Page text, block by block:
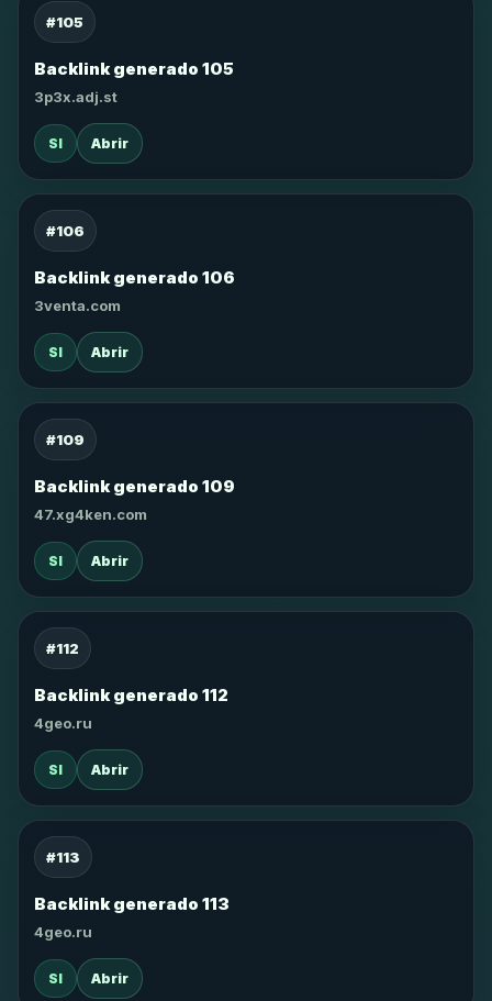
#105
Backlink generado 105
3p3x.adj.st
SI Abrir
#106
Backlink generado 106
3venta.com
SI Abrir
#109
Backlink generado 109
47.xg4ken.com
SI Abrir
#112
Backlink generado 112
4geo.ru
SI Abrir
#113
Backlink generado 113
4geo.ru
SI Abrir